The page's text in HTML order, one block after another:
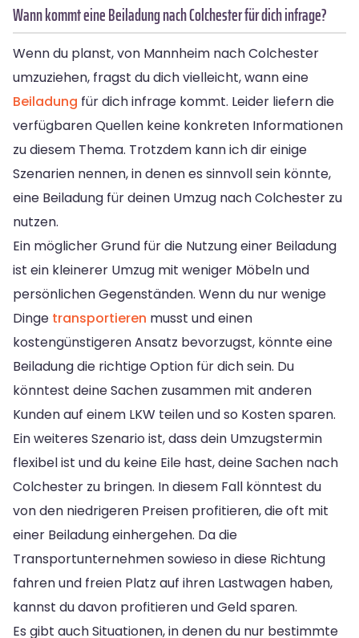
Wann kommt eine Beiladung nach Colchester für dich infrage?
Wenn du planst, von Mannheim nach Colchester
umzuziehen, fragst du dich vielleicht, wann eine
Beiladung für dich infrage kommt. Leider liefern die
verfügbaren Quellen keine konkreten Informationen
zu diesem Thema. Trotzdem kann ich dir einige
Szenarien nennen, in denen es sinnvoll sein könnte,
eine Beiladung für deinen Umzug nach Colchester zu
nutzen.
Ein möglicher Grund für die Nutzung einer Beiladung
ist ein kleinerer Umzug mit weniger Möbeln und
persönlichen Gegenständen. Wenn du nur wenige
Dinge transportieren musst und einen
kostengünstigeren Ansatz bevorzugst, könnte eine
Beiladung die richtige Option für dich sein. Du
könntest deine Sachen zusammen mit anderen
Kunden auf einem LKW teilen und so Kosten sparen.
Ein weiteres Szenario ist, dass dein Umzugstermin
flexibel ist und du keine Eile hast, deine Sachen nach
Colchester zu bringen. In diesem Fall könntest du
von den niedrigeren Preisen profitieren, die oft mit
einer Beiladung einhergehen. Da die
Transportunternehmen sowieso in diese Richtung
fahren und freien Platz auf ihren Lastwagen haben,
kannst du davon profitieren und Geld sparen.
Es gibt auch Situationen, in denen du nur bestimmte